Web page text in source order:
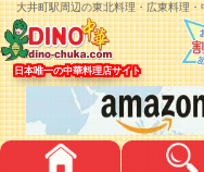
大井町駅周辺の東北料理・広東料理
日本唯一の中華料理店サイト